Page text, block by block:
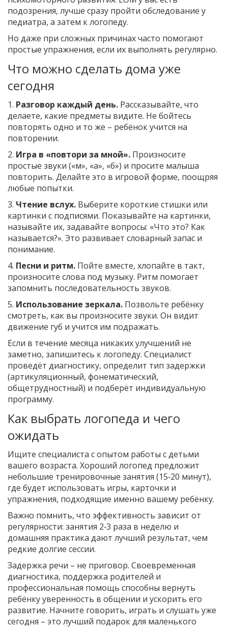
подозрения, лучше сразу пройти обследование у
педиатра, а затем к логопеду.
Но даже при сложных причинах часто помогают
простые упражнения, если их выполнять регулярно.
Что можно сделать дома уже
сегодня
1. Разговор каждый день. Рассказывайте, что
делаете, какие предметы видите. Не бойтесь
повторять одно и то же – ребёнок учится на
повторении.
2. Игра в «повтори за мной». Произносите
простые звуки («м», «а», «б») и просите малыша
повторить. Делайте это в игровой форме, поощряя
любые попытки.
3. Чтение вслух. Выберите короткие стишки или
картинки с подписями. Показывайте на картинки,
называйте их, задавайте вопросы: «Что это? Как
называется?». Это развивает словарный запас и
понимание.
4. Песни и ритм. Пойте вместе, хлопайте в такт,
произносите слова под музыку. Ритм помогает
запомнить последовательность звуков.
5. Использование зеркала. Позвольте ребёнку
смотреть, как вы произносите звуки. Он видит
движение губ и учится им подражать.
Если в течение месяца никаких улучшений не
заметно, запишитесь к логопеду. Специалист
проведёт диагностику, определит тип задержки
(артикуляционный, фонематический,
общетрудностный) и подберёт индивидуальную
программу.
Как выбрать логопеда и чего
ожидать
Ищите специалиста с опытом работы с детьми
вашего возраста. Хороший логопед предложит
небольшие тренировочные занятия (15‑20 минут),
где будет использовать игры, карточки и
упражнения, подходящие именно вашему ребёнку.
Важно помнить, что эффективность зависит от
регулярности: занятия 2‑3 раза в неделю и
домашняя практика дают лучший результат, чем
редкие долгие сессии.
Задержка речи – не приговор. Своевременная
диагностика, поддержка родителей и
профессиональная помощь способны вернуть
ребёнку уверенность в общении и ускорить его
развитие. Начните говорить, играть и слушать уже
сегодня – это лучший подарок для маленького